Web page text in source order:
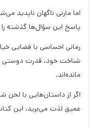
اما مارنی ناگهان ناپدید
پاسخ این سؤال‌ها گذشته را
رمانی احساسی با فضایی
شناخت خود، قدرت دوستی
مانده‌اند.
اگر از داستان‌هایی با لحن
عمیق لذت می‌برید، این